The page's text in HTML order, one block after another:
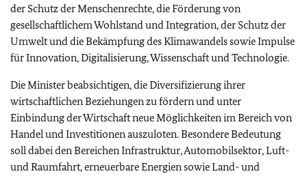
der Schutz der Menschenrechte, die Förderung von
gesellschaftlichem Wohlstand und Integration, der Schutz der
Umwelt und die Bekämpfung des Klimawandels sowie Impulse
für Innovation, Digitalisierung, Wissenschaft und Technologie.
Die Minister beabsichtigen, die Diversifizierung ihrer
wirtschaftlichen Beziehungen zu fördern und unter
Einbindung der Wirtschaft neue Möglichkeiten im Bereich von
Handel und Investitionen auszuloten. Besondere Bedeutung
soll dabei den Bereichen Infrastruktur, Automobilsektor, Luft-
und Raumfahrt, erneuerbare Energien sowie Land- und